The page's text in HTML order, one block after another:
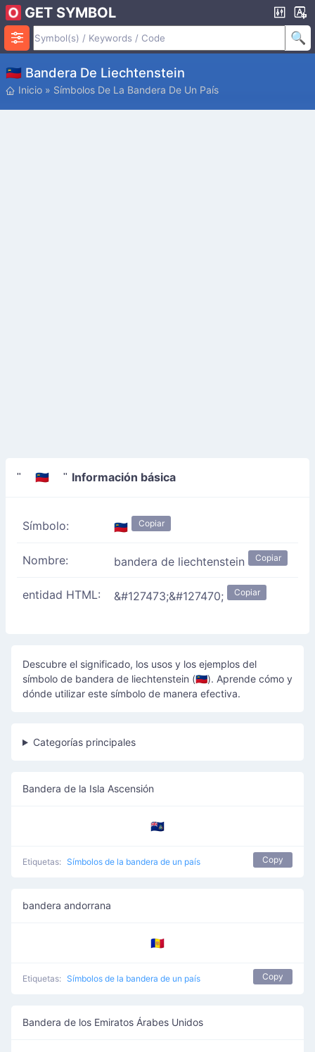
GET SYMBOL
🇱🇮 Bandera De Liechtenstein
Inicio » Símbolos De La Bandera De Un País
" 🇱🇮 " Información básica
Símbolo: 🇱🇮 Copiar
Nombre: bandera de liechtenstein Copiar
entidad HTML: &#127473;&#127470; Copiar
Descubre el significado, los usos y los ejemplos del
símbolo de bandera de liechtenstein (🇱🇮). Aprende cómo y
dónde utilizar este símbolo de manera efectiva.
Categorías principales
Bandera de la Isla Ascensión
🇦🇨
Etiquetas: Símbolos de la bandera de un país Copy
bandera andorrana
🇦🇩
Etiquetas: Símbolos de la bandera de un país Copy
Bandera de los Emiratos Árabes Unidos